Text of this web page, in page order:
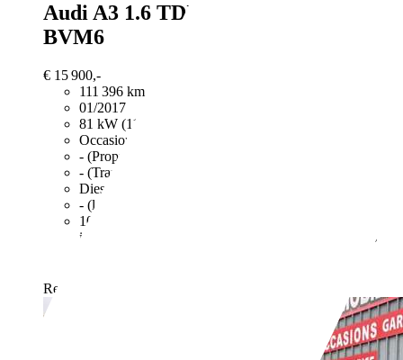
Audi A3 1.6 TDI 110ch DESIGN
BVM6
€ 15 900,-
111 396 km
01/2017
81 kW (110 CH)
Occasion
- (Propriétaires préc.)
- (Transmission)
Diesel
- (l/100 km)
107 g/km (mixte)
informations sur la consommation de carburant et les
Revendeurs,